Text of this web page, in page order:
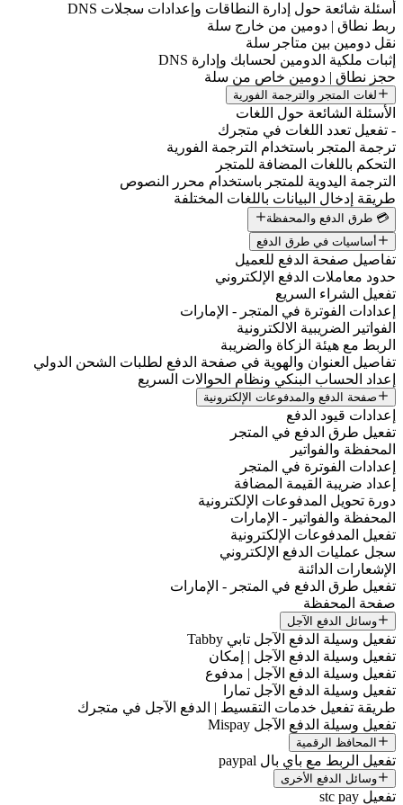
أسئلة شائعة حول إدارة النطاقات وإعدادات سجلات DNS
ربط نطاق | دومين من خارج سلة
نقل دومين بين متاجر سلة
إثبات ملكية الدومين لحسابك وإدارة DNS
حجز نطاق | دومين خاص من سلة
لغات المتجر والترجمة الفورية
الأسئلة الشائعة حول اللغات
- تفعيل تعدد اللغات في متجرك
ترجمة المتجر باستخدام الترجمة الفورية
التحكم باللغات المضافة للمتجر
الترجمة اليدوية للمتجر باستخدام محرر النصوص
طريقة إدخال البيانات باللغات المختلفة
💳 طرق الدفع والمحفظة
أساسيات في طرق الدفع
تفاصيل صفحة الدفع للعميل
حدود معاملات الدفع الإلكتروني
تفعيل الشراء السريع
إعدادات الفوترة في المتجر - الإمارات
الفواتير الضريبية الالكترونية
الربط مع هيئة الزكاة والضريبة
تفاصيل العنوان والهوية في صفحة الدفع لطلبات الشحن الدولي
إعداد الحساب البنكي ونظام الحوالات السريع
صفحة الدفع والمدفوعات الإلكترونية
إعدادات قيود الدفع
تفعيل طرق الدفع في المتجر
المحفظة والفواتير
إعدادات الفوترة في المتجر
إعداد ضريبة القيمة المضافة
دورة تحويل المدفوعات الإلكترونية
المحفظة والفواتير - الإمارات
تفعيل المدفوعات الإلكترونية
سجل عمليات الدفع الإلكتروني
الإشعارات الدائنة
تفعيل طرق الدفع في المتجر - الإمارات
صفحة المحفظة
وسائل الدفع الآجل
تفعيل وسيلة الدفع الآجل تابي Tabby
تفعيل وسيلة الدفع الآجل | إمكان
تفعيل وسيلة الدفع الآجل | مدفوع
تفعيل وسيلة الدفع الآجل تمارا
طريقة تفعيل خدمات التقسيط | الدفع الآجل في متجرك
تفعيل وسيلة الدفع الآجل Mispay
المحافظ الرقمية
تفعيل الربط مع باي بال paypal
وسائل الدفع الأخرى
تفعيل stc pay